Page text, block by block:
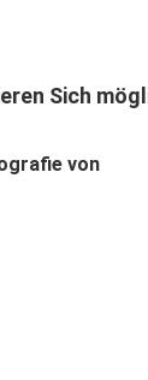
Sich
von